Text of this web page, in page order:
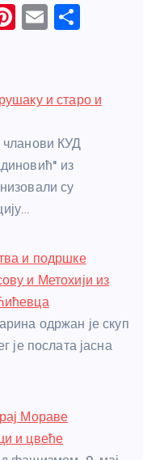
Pi
e
E
e
и старо и
чланови КУД
из
су
и подршке
и Метохији из
одржан је скуп
је послата јасна
Мораве
и цвеће